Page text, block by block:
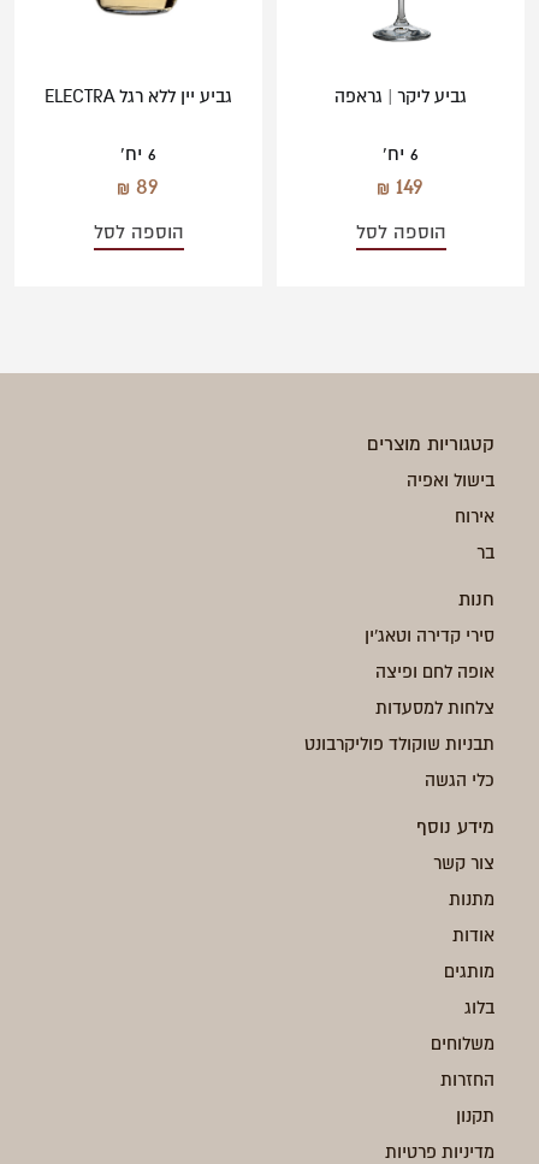
גביע ליקר | גראפה
6 יח'
149
הוספה לסל
גביע יין ללא רגל ELECTRA
6 יח'
89
הוספה לסל
קטגוריות מוצרים
בישול ואפיה
אירוח
בר
חנות
סירי קדירה וטאג'ין
אופה לחם ופיצה
צלחות למסעדות
תבניות שוקולד פוליקרבונט
כלי הגשה
מידע נוסף
צור קשר
מתנות
אודות
מותגים
בלוג
משלוחים
החזרות
תקנון
מדיניות פרטיות